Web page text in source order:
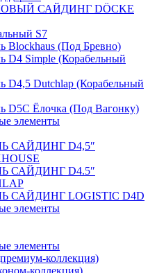
САЙДИНГ DÖCKE
S7
Blockhaus (Под Бревно)
D4 Simple (Корабельный
D4,5 Dutchlap (Корабельный
D5C Ёлочка (Под Вагонку)
элементы
САЙДИНГ D4,5″
САЙДИНГ D4.5″
САЙДИНГ LOGISTIC D4D
элементы
элементы
коллекция)
коллекция)